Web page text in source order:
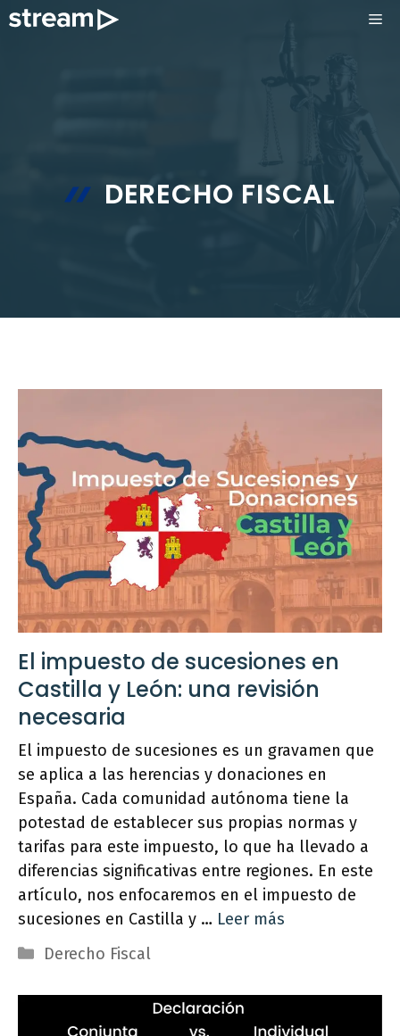
Saltar
DERECHO FISCAL
El impuesto de sucesiones en
Castilla y León: una revisión
necesaria
El impuesto de sucesiones es un gravamen que
se aplica a las herencias y donaciones en
España. Cada comunidad autónoma tiene la
potestad de establecer sus propias normas y
tarifas para este impuesto, lo que ha llevado a
diferencias significativas entre regiones. En este
artículo, nos enfocaremos en el impuesto de
sucesiones en Castilla y … Leer más
Categorías
Derecho Fiscal